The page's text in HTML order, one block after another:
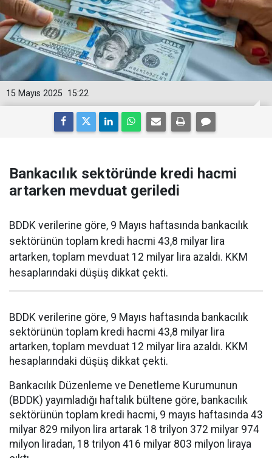
15:22
15 Mayıs 2025
Bankacılık sektöründe kredi hacmi
artarken mevduat geriledi
BDDK verilerine göre, 9 Mayıs haftasında bankacılık
sektörünün toplam kredi hacmi 43,8 milyar lira
artarken, toplam mevduat 12 milyar lira azaldı. KKM
hesaplarındaki düşüş dikkat çekti.
BDDK verilerine göre, 9 Mayıs haftasında bankacılık
sektörünün toplam kredi hacmi 43,8 milyar lira
artarken, toplam mevduat 12 milyar lira azaldı. KKM
hesaplarındaki düşüş dikkat çekti.
Bankacılık Düzenleme ve Denetleme Kurumunun
(BDDK) yayımladığı haftalık bültene göre, bankacılık
sektörünün toplam kredi hacmi, 9 mayıs haftasında 43
milyar 829 milyon lira artarak 18 trilyon 372 milyar 974
milyon liradan, 18 trilyon 416 milyar 803 milyon liraya